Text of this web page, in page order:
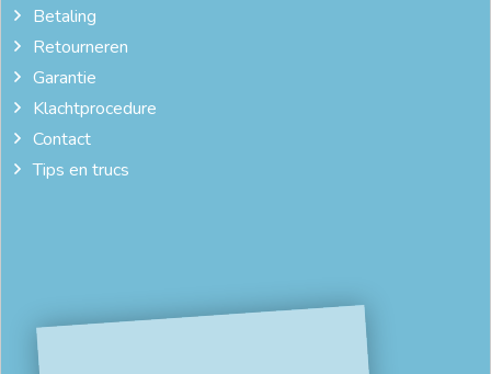
Betaling
Retourneren
Garantie
Klachtprocedure
Contact
Tips en trucs